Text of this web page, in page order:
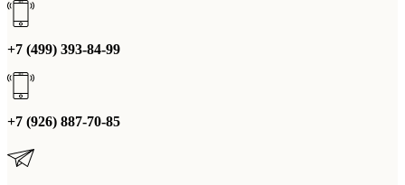
+7 (499) 393-84-99
+7 (926) 887-70-85